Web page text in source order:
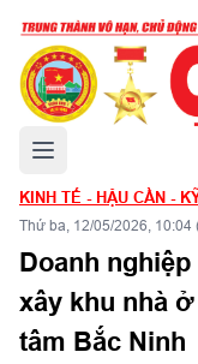
Mở menu chính
KINH TẾ - HẬU CẦN -
Thứ ba, 12/05/2026, 10:04
Doanh
xây khu nhà
tâm Bắc Ninh